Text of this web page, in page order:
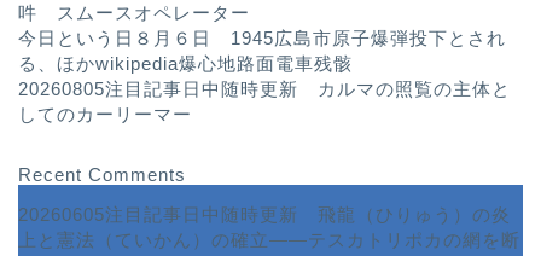
吽 スムースオペレーター
今日という日８月６日 1945広島市原子爆弾投下とされ
る、ほかwikipedia爆心地路面電車残骸
20260805注目記事日中随時更新 カルマの照覧の主体と
してのカーリーマー
Recent Comments
20260605注目記事日中随時更新 飛龍（ひりゅう）の炎
上と憲法（ていかん）の確立――テスカトリポカの網を断